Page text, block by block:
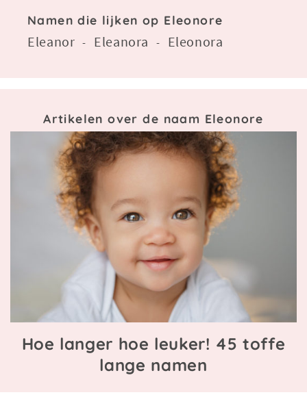
Namen die lijken op Eleonore
Eleanor - Eleanora - Eleonora
Artikelen over de naam Eleonore
Hoe langer hoe leuker! 45 toffe
lange namen